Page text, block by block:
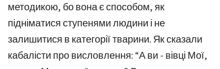
методикою, бо вона є способом, як
підніматися ступенями людини і не
залишитися в категорії тварини. Як сказали
кабалісти про висловлення: “А ви - вівці Мої,